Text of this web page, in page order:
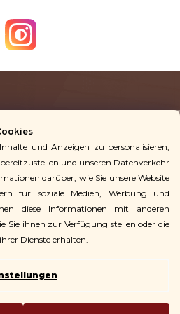
und Anzeigen zu personalisieren,
und unseren Datenverkehr
darüber, wie Sie unsere Website
für soziale Medien, Werbung und
diese Informationen mit anderen
Sie ihnen zur Verfügung stellen oder die
Dienste erhalten.
. Alle Rechte vorbehalten.